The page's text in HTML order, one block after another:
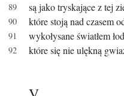
są jako tryskające z tej
które stoją nad czasem
wykołysane światłem
które się nie ulękną